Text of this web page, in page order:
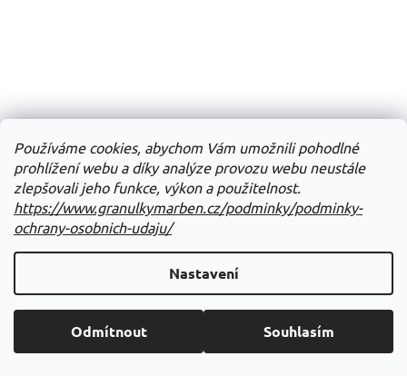
Používáme cookies, abychom Vám umožnili pohodlné
prohlížení webu a díky analýze provozu webu neustále
zlepšovali jeho funkce, výkon a použitelnost.
https://www.granulkymarben.cz/podminky/podminky-
ochrany-osobnich-udaju/
Nastavení
Odmítnout Souhlasím
Francodex Joint Health ampulky pes, štěně 18x1ml
Skladem
Do košíku